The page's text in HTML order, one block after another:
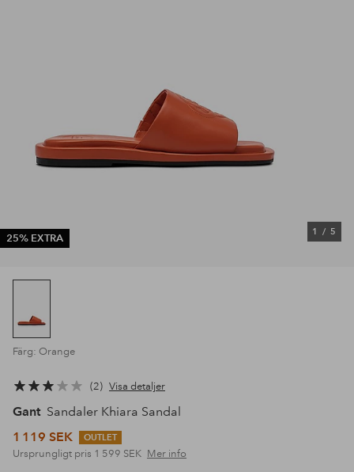
25% EXTRA
1 / 5
Färg: Orange
2 Visa detaljer
Gant Sandaler Khiara Sandal
1 119 SEK
OUTLET
Ursprungligt pris 1 599 SEK Mer info